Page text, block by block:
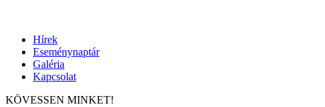
Hírek
Eseménynaptár
Galéria
Kapcsolat
KÖVESSEN MINKET!